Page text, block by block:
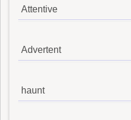
Attentive
Advertent
haunt